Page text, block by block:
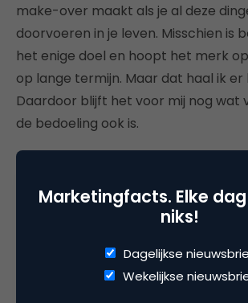
make-over maakt als je al deze
doorvoeren in je leven. Misschien is
het enige doel en hoopt het merk
op lange termijn. Maar dat haal ik er
Daardoor blijft het voor mij nog wat
de bedoeling ook is.
Marketingfacts. Elke dag
niks!
Dagelijkse
Wekelijkse